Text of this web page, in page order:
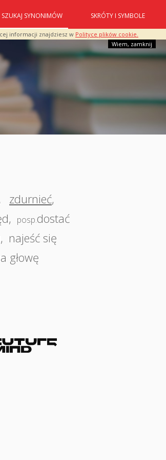
informacji znajdziesz w Polityce plików cookie.
Wiem, zamknij
SZUKAJ SYNONIMÓW SKRÓTY I SYMBOLE
zdurnieć,
, posp.dostać
, najeść się
głowę